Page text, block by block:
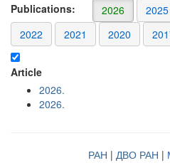
Publications:
2026 2025
2022
2021 2020
Article
2026.
2026.
РАН | ДВО РАН |